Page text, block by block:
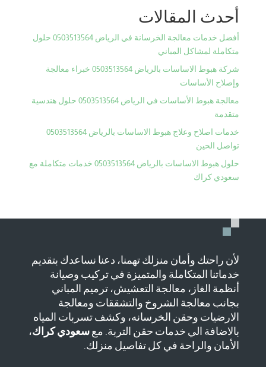
أحدث المقالات
أفضل خدمات معالجة الخرسانة في الرياض 0503513564 حلول
متكاملة لمشاكل المباني
شركة هبوط الاساسات بالرياض 0503513564 خبراء معالجة
وإصلاح الأساسات
معالجة هبوط الأساسات في الرياض 0503513564 حلول هندسية
متقدمة
خدمات اصلاح وعلاج هبوط الاساسات بالرياض 0503513564
تواصل الحين
حلول هبوط الاساسات بالرياض 0503513564 خدمات متكاملة مع
سعودي كراك
لأن راحتك وأمان منزلك تهمنا، دعنا نساعدك بتقديم
خدماتنا المتكاملة والمتميزة في تركيب وصيانة
أنظمة الغاز، معالجة التعشيش، ترميم المباني
بجانب معالجة الشروخ والتشققات ومعالجة
الارضيات وحقن الخرسانه، وكشف تسربات المياه
بالاضافة الي خدمات حقن التربة. مع سعودي كراك،
الأمان والراحة في كل تفاصيل منزلك.